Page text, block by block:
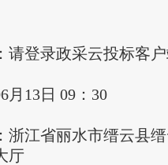
登录政采云投标客户
13日 09：30
江省丽水市缙云县缙
厅